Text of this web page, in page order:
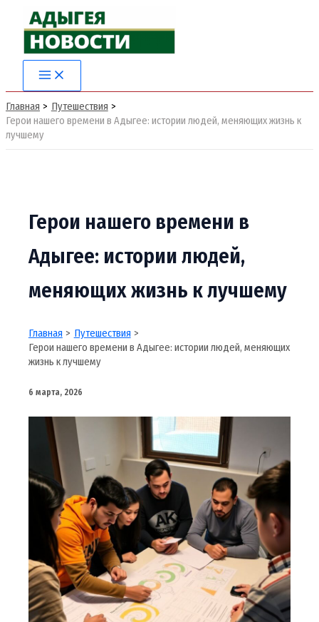
Перейти
содержимому
Главная
Путешествия
Герои нашего времени в Адыгее: истории людей, меняющих жизнь к
лучшему
Герои нашего времени в
Адыгее: истории людей,
меняющих жизнь к лучшему
Главная
Путешествия
Герои нашего времени в Адыгее: истории людей, меняющих
жизнь к лучшему
6 марта, 2026